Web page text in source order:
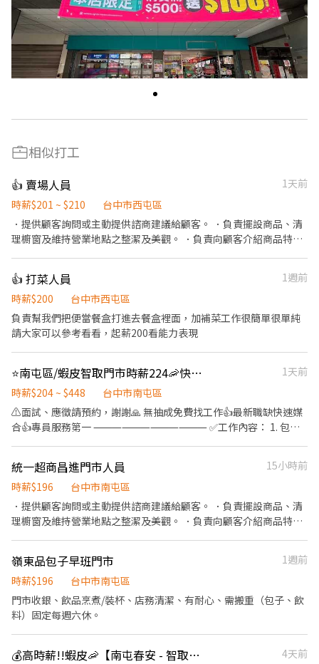
相似打工
👍 賣場人員
1天前
時薪$201 ~ $210
台中市西屯區
．提供顧客詢問或主動提供諮商建議給顧客。 ．負責擺設商品、清
理櫥窗及維持營業地點之整潔及美觀。 ．負責向顧客介紹商品特
束營業前，統計銷售情形、盤點貨品存量及撰寫當日業務報表。
👍 打菜人員
1週前
時薪$200
台中市西屯區
負責幫我們把便當餐盒打進去餐盒裡面，加補菜工作很簡單很單純
請大家可以參考看看，起薪200看能力表現
⭐南屯區/蝦皮智取門市時薪224🦐快速報到🌈
1天前
時薪$204 ~ $448
台中市南屯區
⚠️面試、應徵請預約，謝謝🙏 無抽成免費找工作👍最新職缺快速媒
合👍專員服務第一 ⸻⸻⸻⸻ ✅工作內容： 1. 包裹
店到店工作內容調整 5. 須配合鄰近有人店門市支援 🔔需有機車&駕
照🔔 ⸻⸻⸻⸻ ✅工作時間： 🔹早班：07:00-
12:00、07:30-12:30、08:00-13:00、08:30-13:30 🔹晚班：17:30-
22:30、17:30-23:30、18:30-22:30、18:30-23:30 (上班時數為2~6
✅工作地點：(可自選店點) 南屯春安 - 智取店 台中市南屯區春安二
街38號1樓 南屯文心 - 智取店 台中市南屯區文心南路46號1樓 😊門
福利： 享汽機車油資補貼、修繕補貼 推薦獎金 彈性排班 ⸻【應
徵方式】⸻ 1️⃣點擊加入：https://lin.ee/VvpVQJp（ID：
@600movsk） 2️⃣加入後"務必"留言：姓名/電話/專員找戴小姐/應
徵蝦皮(截圖職缺)
統一超商昌進門市人員
15小時前
時薪$196
台中市南屯區
．提供顧客詢問或主動提供諮商建議給顧客。 ．負責擺設商品、清
理櫥窗及維持營業地點之整潔及美觀。 ．負責向顧客介紹商品特
束營業前，統計銷售情形、盤點貨品存量及撰寫當日業務報表。
嶺東品包子早班門市
1週前
時薪$196
台中市南屯區
門市收銀、飲品烹煮/裝杯、店務清潔、有耐心、需搬重（包子、飲
料）固定每週六休。
💰高時薪!!蝦皮🦐【南屯春安 - 智取店】#兼職 #蝦皮 4天前